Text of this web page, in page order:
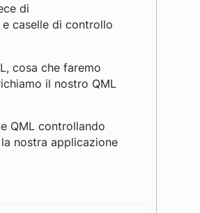
di
caselle di controllo
cosa che faremo
il nostro QML
QML controllando
nostra applicazione